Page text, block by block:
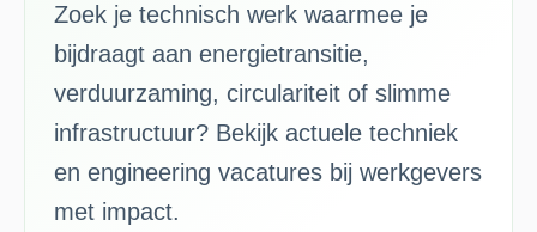
Zoek je technisch werk waarmee je
bijdraagt aan energietransitie,
verduurzaming, circulariteit of slimme
infrastructuur? Bekijk actuele techniek
en engineering vacatures bij werkgevers
met impact.